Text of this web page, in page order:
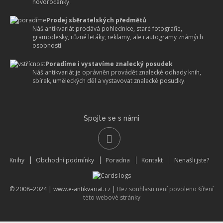
novoročenky.
Prodej sběratelských předmětů
Náš antikvariát prodává pohlednice, staré fotografie,
gramodesky, různé letáky, reklamy, ale i autogramy známých
osobností.
Poradíme i vystavíme znalecký posudek
Náš antikvariát je oprávněn provádět znalecké odhady knih,
sbírek, uměleckých děl a vystavovat znalecké posudky.
Spojte se s námi
Knihy Obchodní podmínky Poradna Kontakt Nenašli jste?
© 2008–2024 | www.e-antikvariat.cz | Bez souhlasu není povoleno šíření
této webové stránky